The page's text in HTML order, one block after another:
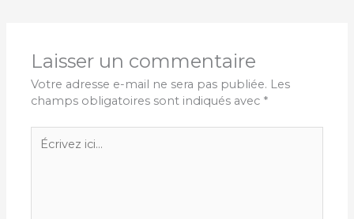
Laisser un commentaire
Votre adresse e-mail ne sera pas publiée. Les
champs obligatoires sont indiqués avec *
Écrivez
ici…